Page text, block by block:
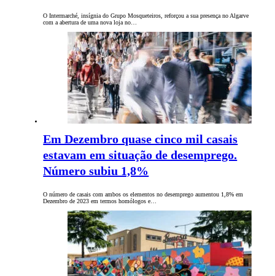
O Intermarché, insígnia do Grupo Mosqueteiros, reforçou a sua presença no Algarve
com a abertura de uma nova loja no…
Em Dezembro quase cinco mil casais
estavam em situação de desemprego.
Número subiu 1,8%
O número de casais com ambos os elementos no desemprego aumentou 1,8% em
Dezembro de 2023 em termos homólogos e…